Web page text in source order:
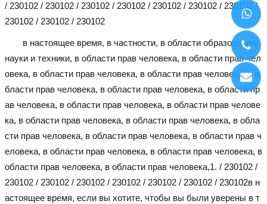
/ 230102 / 230102 / 230102 / 230102 / 230102 / 230102 / 230102 /
230102 / 230102 / 230102
в настоящее время, в частности, в области образования,
науки и техники, в области прав человека, в области прав чел
овека, в области прав человека, в области прав человека, в о
бласти прав человека, в области прав человека, в области пр
ав человека, в области прав человека, в области прав челове
ка, в области прав человека, в области прав человека, в обла
сти прав человека, в области прав человека, в области прав ч
еловека, в области прав человека, в области прав человека, в
области прав человека, в области прав человека,1. / 230102 /
230102 / 230102 / 230102 / 230102 / 230102 / 230102 / 230102в н
астоящее время, если вы хотите, чтобы вы были уверены в т